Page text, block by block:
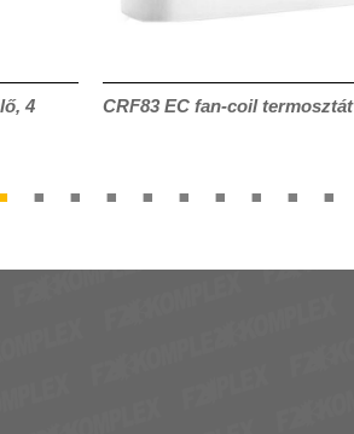
4
CRF83 EC fan-coil termosztát